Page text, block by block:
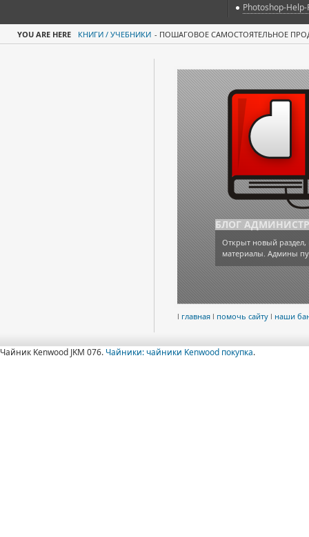
Photoshop-Help-
YOU ARE HERE КНИГИ / УЧЕБНИКИ - ПОШАГОВОЕ САМОСТОЯТЕЛЬНОЕ
БЛОГ
Открыт новый раздел,
материалы. Админы
l главная l помочь сайту l наши
Чайник Kenwood JKM 076. Чайники: чайники Kenwood покупка.